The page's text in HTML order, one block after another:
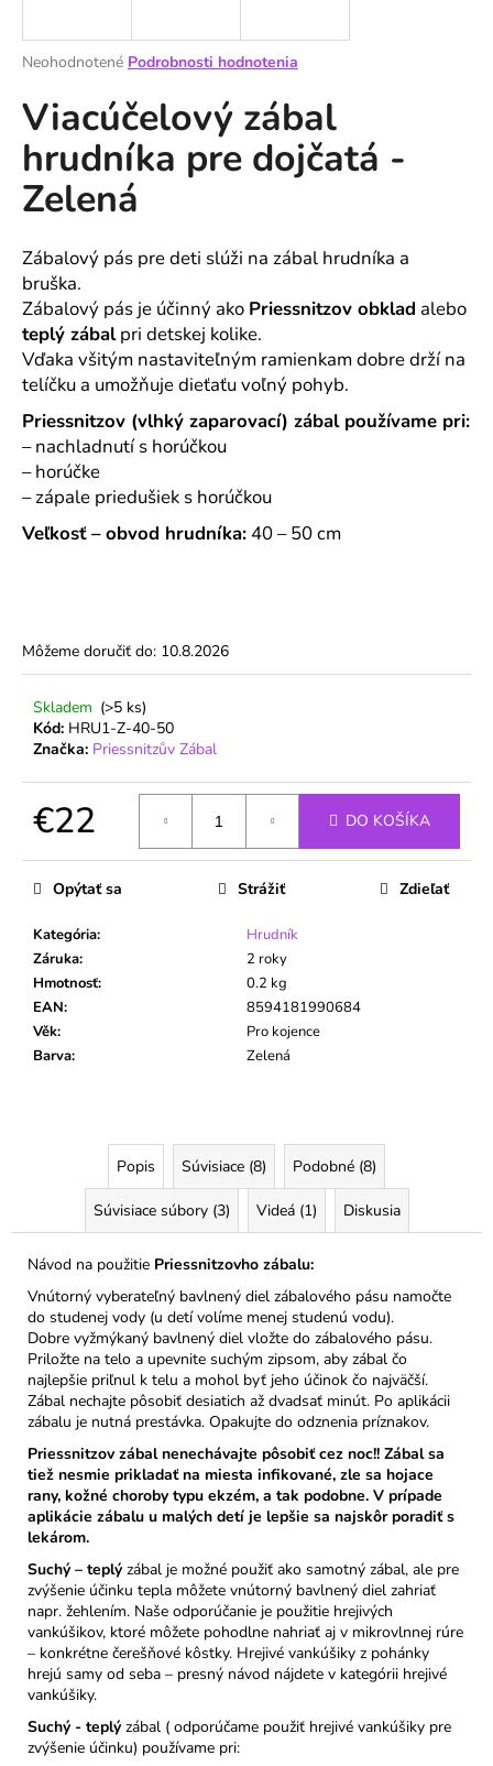
Priemerné
produktu
je
0,0
z
5
hviezdičiek.
Neohodnotené Podrobnosti hodnotenia
Viacúčelový zábal
hrudníka pre dojčatá -
Zelená
Zábalový pás pre deti slúži na zábal hrudníka a
bruška.
Zábalový pás je účinný ako Priessnitzov obklad alebo
teplý zábalpri detskej kolike.
Vďaka všitým nastaviteľným ramienkam dobre drží na
telíčku a umožňuje dieťaťu voľný pohyb.
Priessnitzov (vlhký zaparovací) zábal používame pri:
– nachladnutí s horúčkou
– horúčke
– zápale priedušiek s horúčkou
Veľkosť – obvod hrudníka:40 – 50 cm
Môžeme doručiť do: 10.8.2026
Skladem (>5 ks)
Kód: HRU1-Z-40-50
Značka: Priessnitzův Zábal
€22 DO KOŠÍKA
Kategória:
Hrudník
Záruka:
2 roky
Hmotnosť:
0.2 kg
EAN:
8594181990684
Věk:
Pro kojence
Barva: Zelená
Opýtať sa Strážiť Zdieľať
Popis Súvisiace (8) Podobné (8)
Súvisiace súbory (3) Videá (1) Diskusia
Návod na použitie Priessnitzovho zábalu:
Vnútorný vyberateľný bavlnený diel zábalového pásu namočte
do studenej vody (u detí volíme menej studenú vodu).
Dobre vyžmýkaný bavlnený diel vložte do zábalového pásu.
Priložte na telo a upevnite suchým zipsom, aby zábal čo
najlepšie priľnul k telu a mohol byť jeho účinok čo najväčší.
Zábal nechajte pôsobiť desiatich až dvadsať minút. Po aplikácii
zábalu je nutná prestávka. Opakujte do odznenia príznakov.
Priessnitzov zábal nenechávajte pôsobiť cez noc!! Zábal sa
tiež nesmie prikladať na miesta infikované, zle sa hojace
rany, kožné choroby typu ekzém, a tak podobne. V prípade
aplikácie zábalu u malých detí je lepšie sa najskôr poradiť s
lekárom.
Suchý – teplý zábal je možné použiť ako samotný zábal, ale pre
zvýšenie účinku tepla môžete vnútorný bavlnený diel zahriať
napr. žehlením. Naše odporúčanie je použitie hrejivých
vankúšikov, ktoré môžete pohodlne nahriať aj v mikrovlnnej rúre
– konkrétne čerešňové kôstky. Hrejivé vankúšiky z pohánky
hrejú samy od seba – presný návod nájdete v kategórii hrejivé
vankúšiky.
Suchý - teplý zábal ( odporúčame použiť hrejivé vankúšiky pre
zvýšenie účinku) používame pri:
j
ť
?
HĽADAŤ
O
d
p
o
r
ú
č
a
m